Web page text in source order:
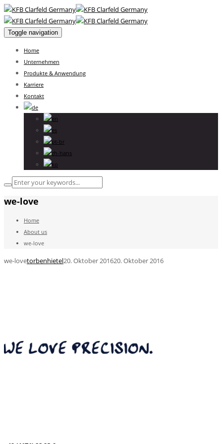
Toggle navigation
Home
Unternehmen
Produkte & Anwendung
Karriere
Kontakt
we-love
Home
About us
we-love
we-lovetorbenhietel20. Oktober 201620. Oktober 2016